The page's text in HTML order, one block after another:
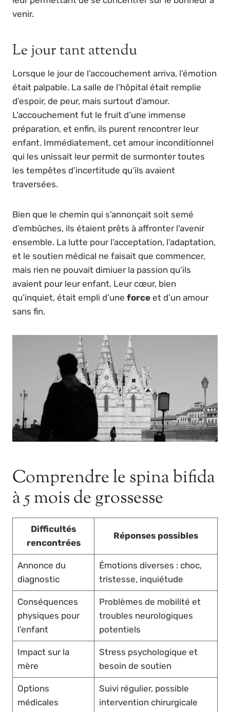
venir.
Le jour tant attendu
Lorsque le jour de l’accouchement arriva, l’émotion
était palpable. La salle de l’hôpital était remplie
d’espoir, de peur, mais surtout d’amour.
L’accouchement fut le fruit d’une immense
préparation, et enfin, ils purent rencontrer leur
enfant. Immédiatement, cet amour inconditionnel
qui les unissait leur permit de surmonter toutes
les tempêtes d’incertitude qu’ils avaient
traversées.
Bien que le chemin qui s’annonçait soit semé
d’embûches, ils étaient prêts à affronter l’avenir
ensemble. La lutte pour l’acceptation, l’adaptation,
et le soutien médical ne faisait que commencer,
mais rien ne pouvait dimiuer la passion qu’ils
avaient pour leur enfant. Leur cœur, bien
qu’inquiet, était empli d’une force et d’un amour
sans fin.
Comprendre le spina bifida
à 5 mois de grossesse
Difficultés
rencontrées
Réponses possibles
Annonce du
diagnostic
Émotions diverses : choc,
tristesse, inquiétude
Conséquences
physiques pour
l’enfant
Problèmes de mobilité et
troubles neurologiques
potentiels
Impact sur la
mère
Stress psychologique et
besoin de soutien
Options
médicales
Suivi régulier, possible
intervention chirurgicale